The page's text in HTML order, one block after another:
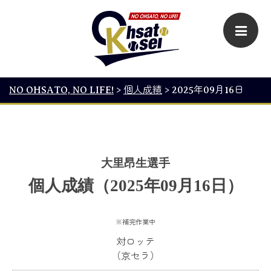
NO OHSATO, NO LIFE! > 個人成績 > 2025年09月16日
大里昂生選手
個人成績（2025年09月16日）
※補完作業中
対ロッテ
（京セラ）